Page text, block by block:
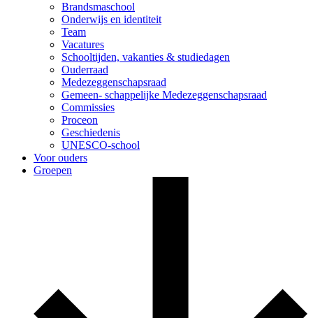
Brandsmaschool
Onderwijs en identiteit
Team
Vacatures
Schooltijden, vakanties & studiedagen
Ouderraad
Medezeggenschapsraad
Gemeen- schappelijke Medezeggenschapsraad
Commissies
Proceon
Geschiedenis
UNESCO-school
Voor ouders
Groepen